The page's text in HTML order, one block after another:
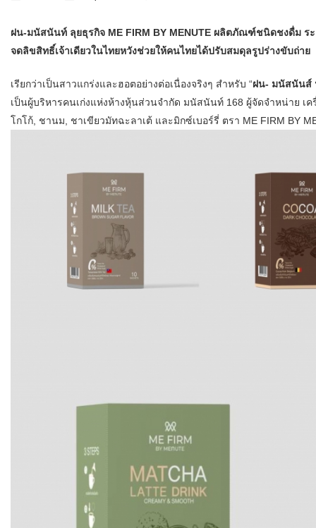
ฝน-มนัสนันท์ ลุยธุรกิจ ME FIRM BY MENUTE ผลิตภัณฑ์ชนิดชงดื่ม ร
จดลิขสิทธิ์เจ้าเดียวในไทยหวังช่วยให้คนไทยได้ปรับสมดุลรูปร่างขับถ่าย
เรียกว่าเป็นสาวแกร่งและฮอตอย่างต่อเนื่องจริงๆ สำหรับ “ฝน- มนัสนันส์
เป็นผู้บริหารคนเก่งแห่งห้างหุ้นส่วนจำกัด มนัสนันท์ 168 ผู้จัดจำหน่าย เ
โกโก้, ชานม, ชาเขียวมัทฉะลาเต้ และมิกซ์เบอร์รี่ ตรา ME FIRM BY